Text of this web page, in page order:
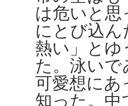
は危いと
にとび込
熱い」とゆ
た。泳い
可愛想にあ
知った。中